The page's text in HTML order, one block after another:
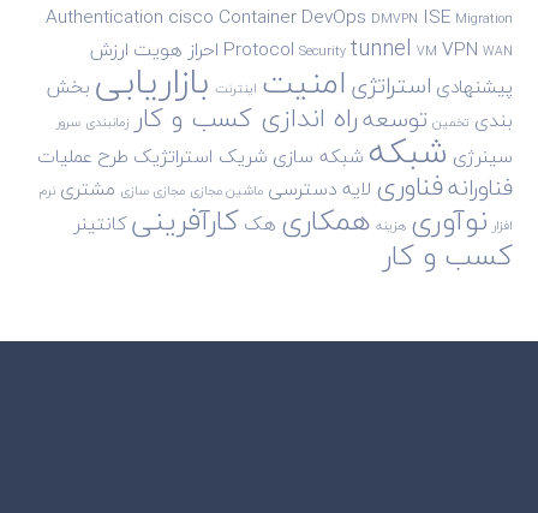
Authentication cisco ContainerDevOps DMVPN ISE Migration
Protocol Security tunnel VM VPN WAN احراز هویت ارزش
پیشنهادی استراتژی امنیت اینترنت بازاریابی بخش
بندی تخمین توسعهراه اندازی کسب و کار زمانبندی سرور
سینرژی شبکه شبکه سازی شریک استراتژیک طرح عملیات
فناورانهفناوری لایه دسترسی ماشین مجازی مجازی سازی مشتری نرم
افزار نوآوری هزینه همکاری هککارآفرینیکانتینر
کسب و کار